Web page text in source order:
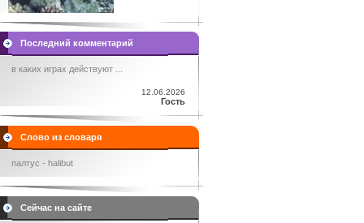
Последний комментарий
в каких играх действуют ...
12.06.2026
Гость
Слово из словаря
палтус - halibut
Сейчас на сайте